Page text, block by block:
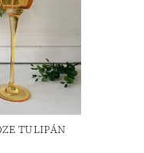
TULIPÁN